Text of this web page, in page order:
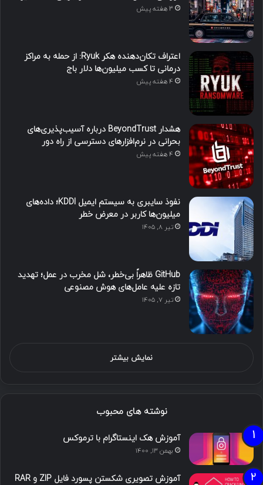
3 هفته پیش
اعتراف تکان‌دهنده هکر Ryuk: از حمله به مراکز
درمانی تا کسب میلیون‌ها دلار باج
4 هفته پیش
هشدار BeyondTrust درباره آسیب‌پذیری‌های
بحرانی در نرم‌افزارهای دسترسی از راه دور
4 هفته پیش
نفوذ سایبری به سیستم ایمیل KDDI؛ داده‌های
میلیون‌ها کاربر در معرض خطر
تیر ۸, ۱۴۰۵
GitHub ظاهراً بی‌خطر، شل مخرب در عمل؛ تهدید
تازه علیه عامل‌های هوش مصنوعی
تیر ۷, ۱۴۰۵
نمایش بیشتر
نوشته های محبوب
آموزش هک اینستاگرام با ترموکس
بهمن ۱۳, ۱۴۰۰
آموزش تصویری شکستن پسورد فایل ZIP و RAR